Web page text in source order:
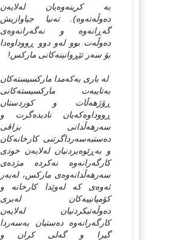
به‌ كرینه‌وه‌یان له‌لایه‌ن
ده‌وڵه‌ته‌وه‌). ته‌نیا جیاوازیش
گه‌ڕانه‌وه‌ و نه‌گه‌رانه‌وه‌ی
ده‌وڵه‌ت بوو له‌و دوو ڕووداوه‌دا
بۆ سه‌ر تێڕوانینه‌کانی مارکس!
له‌ باری یه‌که‌مدا مارکسیسته‌کان
به‌تایبه‌ت مارکسیسته‌کانی
ڕۆژهه‌ڵات و کوردستان
ڕووداوه‌که‌یان نادیده‌گرت و
سه‌رهه‌ڵدانی بزاڤی
ده‌ستبه‌سه‌رداگرتنی کارخانه‌کان
و به‌ڕێوه‌بردنیان له‌لایه‌ن خودی
کارگه‌رانه‌وه‌ نه‌کرده‌ مژده‌ی
سه‌رهه‌ڵدانه‌وه‌ی مارکس، له‌به‌ر
ئه‌وه‌ی که‌ له‌وێدا کارخانه‌ و
کۆمپانییه‌کان له‌بری
ده‌وڵه‌تیکردنیان له‌لایه‌ن
کارگه‌رانه‌وه‌ ده‌ستیان به‌سه‌ردا
گیرا و گه‌لی کران و